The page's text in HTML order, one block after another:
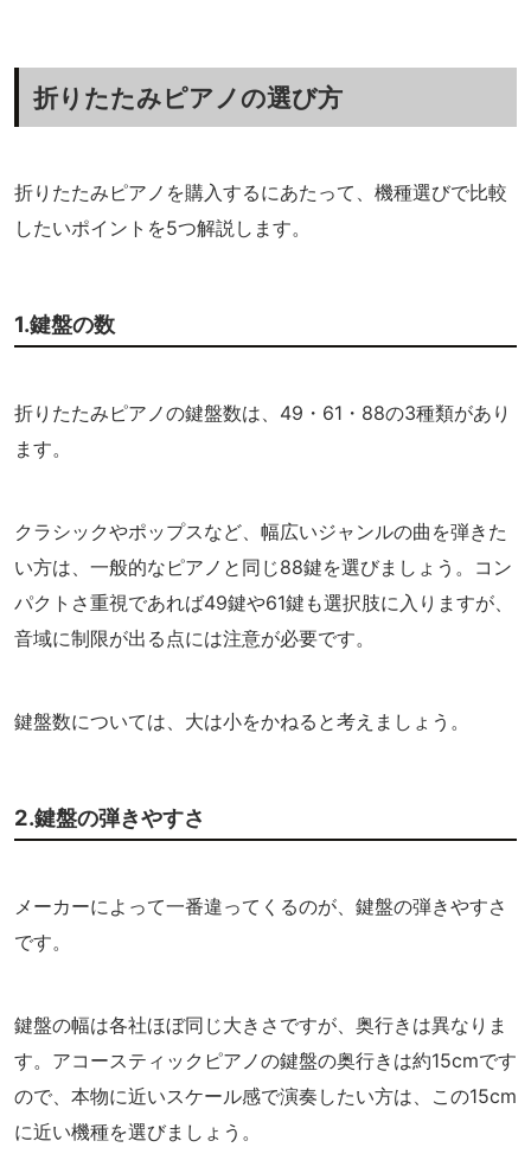
折りたたみピアノの選び方
折りたたみピアノを購入するにあたって、機種選びで比較
したいポイントを5つ解説します。
1.鍵盤の数
折りたたみピアノの鍵盤数は、49・61・88の3種類があり
ます。
クラシックやポップスなど、幅広いジャンルの曲を弾きた
い方は、一般的なピアノと同じ88鍵を選びましょう。コン
パクトさ重視であれば49鍵や61鍵も選択肢に入りますが、
音域に制限が出る点には注意が必要です。
鍵盤数については、大は小をかねると考えましょう。
2.鍵盤の弾きやすさ
メーカーによって一番違ってくるのが、鍵盤の弾きやすさ
です。
鍵盤の幅は各社ほぼ同じ大きさですが、奥行きは異なりま
す。 アコースティックピアノの鍵盤の奥行きは約15cmです
ので、本物に近いスケール感で演奏したい方は、この15cm
に近い機種を選びましょう。